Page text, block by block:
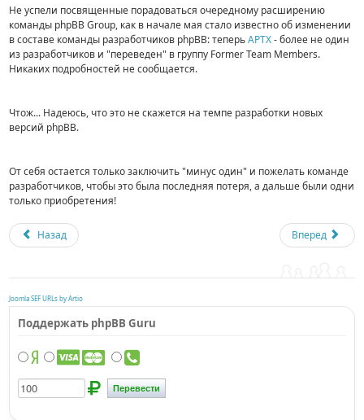
Не успели посвященные порадоваться очередному расширению
команды phpBB Group, как в начале мая стало известно об изменении
в составе команды разработчиков phpBB: теперьAPTX- более не один
из разработчиков и "переведен" в группу Former Team Members.
Никаких подробностей не сообщается.
Чтож... Надеюсь, что это не скажется на темпе разработки новых
версий phpBB.
От себя остается только заключить "минус один" и пожелать команде
разработчиков, чтобы это была последняя потеря, а дальше были одни
только приобретения!
Назад Вперед
Joomla SEF URLs by Artio
Поддержать phpBB Guru